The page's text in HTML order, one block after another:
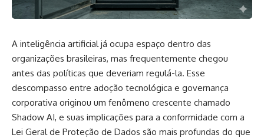
A inteligência artificial já ocupa espaço dentro das
organizações brasileiras, mas frequentemente chegou
antes das políticas que deveriam regulá-la. Esse
descompasso entre adoção tecnológica e governança
corporativa originou um fenômeno crescente chamado
Shadow AI, e suas implicações para a conformidade com a
Lei Geral de Proteção de Dados são mais profundas do que